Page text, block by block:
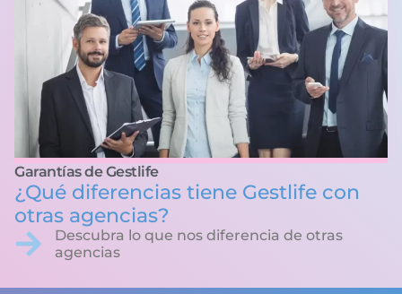
Garantías de Gestlife
¿Qué diferencias tiene Gestlife con
otras agencias?
Descubra lo que nos diferencia de otras
agencias